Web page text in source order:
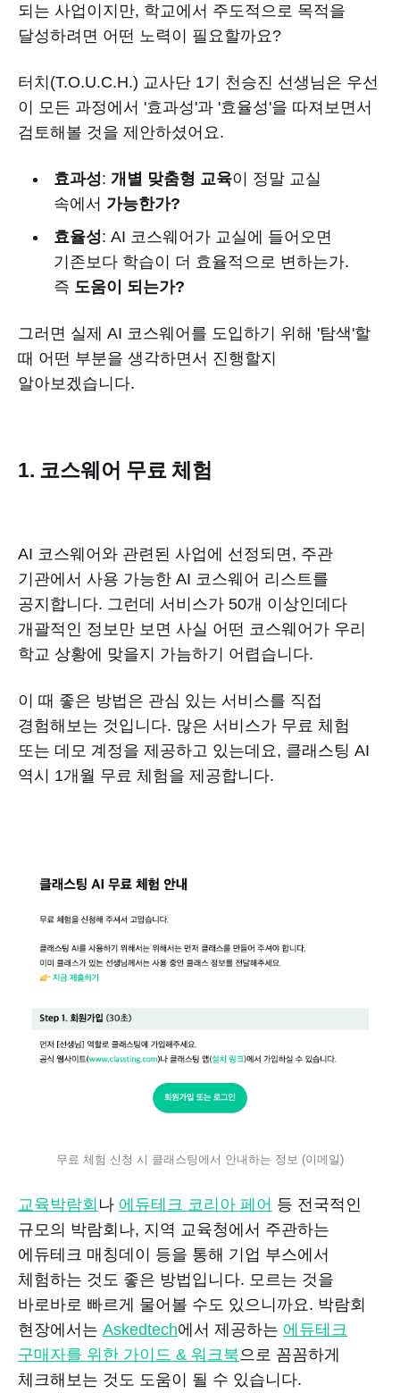
되는 사업이지만, 학교에서 주도적으로 목적을
달성하려면 어떤 노력이 필요할까요?
터치(T.O.U.C.H.) 교사단 1기 천승진 선생님은 우선
이 모든 과정에서 '효과성'과 '효율성'을 따져보면서
검토해볼 것을 제안하셨어요.
효과성: 개별 맞춤형 교육이 정말 교실
속에서 가능한가?
효율성: AI 코스웨어가 교실에 들어오면
기존보다 학습이 더 효율적으로 변하는가.
즉 도움이 되는가?
그러면 실제 AI 코스웨어를 도입하기 위해 '탐색'할
때 어떤 부분을 생각하면서 진행할지
알아보겠습니다.
1. 코스웨어 무료 체험
AI 코스웨어와 관련된 사업에 선정되면, 주관
기관에서 사용 가능한 AI 코스웨어 리스트를
공지합니다. 그런데 서비스가 50개 이상인데다
개괄적인 정보만 보면 사실 어떤 코스웨어가 우리
학교 상황에 맞을지 가늠하기 어렵습니다.
이 때 좋은 방법은 관심 있는 서비스를 직접
경험해보는 것입니다. 많은 서비스가 무료 체험
또는 데모 계정을 제공하고 있는데요, 클래스팅 AI
역시 1개월 무료 체험을 제공합니다.
무료 체험 신청 시 클래스팅에서 안내하는 정보 (이메일)
교육박람회 나 에듀테크 코리아 페어 등 전국적인
규모의 박람회나, 지역 교육청에서 주관하는
에듀테크 매칭데이 등을 통해 기업 부스에서
체험하는 것도 좋은 방법입니다. 모르는 것을
바로바로 빠르게 물어볼 수도 있으니까요. 박람회
현장에서는 Askedtech에서 제공하는 에듀테크
구매자를 위한 가이드 & 워크북으로 꼼꼼하게
체크해보는 것도 도움이 될 수 있습니다.